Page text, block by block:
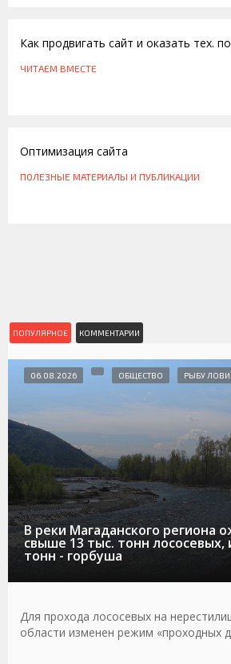
Как продвигать сайт и оказать тех.
ЧИТАЕМ ВМЕСТЕ
Оптимизация сайта
ПОЛЕЗНЫЕ МАТЕРИАЛЫ И ПУБЛИКАЦИИ
ПОПУЛЯРНОЕ КОММЕНТАРИИ
В реки Магаданского региона
свыше 13 тыс. тонн лососевых,
тонн - горбуша
06.08.2026 ОБЩЕСТВО РЫБУ
Для прохода лососевых на
области изменен режим «проходных